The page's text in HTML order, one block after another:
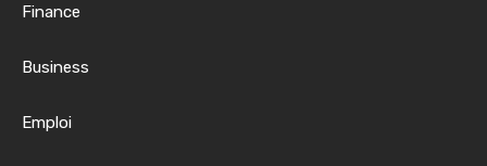
Finance
Business
Emploi